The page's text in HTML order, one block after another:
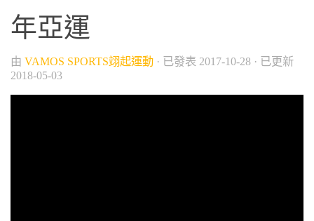
年亞運
由 VAMOS SPORTS翊起運動 · 已發表 2017-10-28 · 已更新
2018-05-03